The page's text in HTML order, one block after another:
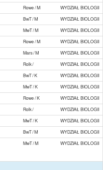
Rowe / M
WYDZIAŁ BIOLOGII
BwT / M
WYDZIAŁ BIOLOGII
MwT / M
WYDZIAŁ BIOLOGII
Rowe / M
WYDZIAŁ BIOLOGII
Mars / M
WYDZIAŁ BIOLOGII
Rolk /
WYDZIAŁ BIOLOGII
BwT / K
WYDZIAŁ BIOLOGII
MwT / K
WYDZIAŁ BIOLOGII
Rowe / K
WYDZIAŁ BIOLOGII
Rolk /
WYDZIAŁ BIOLOGII
MwT / K
WYDZIAŁ BIOLOGII
BwT / M
WYDZIAŁ BIOLOGII
MwT / M WYDZIAŁ BIOLOGII